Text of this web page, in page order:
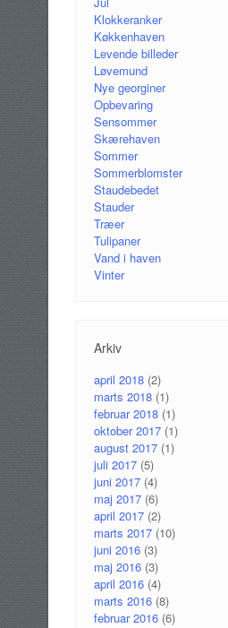
Klokkeranker
Køkkenhaven
Levende billeder
Løvemund
Nye georginer
Opbevaring
Sensommer
Skærehaven
Sommer
Sommerblomster
Staudebedet
Stauder
Træer
Tulipaner
Vand i haven
Vinter
Arkiv
april 2018 (2)
marts 2018 (1)
februar 2018 (1)
oktober 2017 (1)
august 2017 (1)
juli 2017 (5)
juni 2017 (4)
maj 2017 (6)
april 2017 (2)
marts 2017 (10)
juni 2016 (3)
maj 2016 (3)
april 2016 (4)
marts 2016 (8)
februar 2016 (6)